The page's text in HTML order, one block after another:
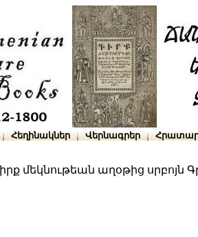
Հեղինակներ Վերնագրեր
մեկնութեան աղօթից սրբոյն